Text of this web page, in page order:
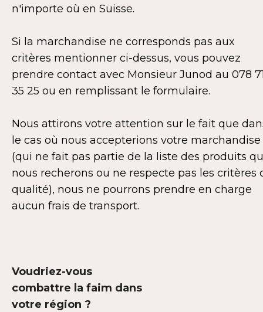
n'importe où en Suisse.
Si la marchandise ne corresponds pas aux
critères mentionner ci-dessus, vous pouvez
prendre contact avec Monsieur Junod au 078
35 25 ou en remplissant le formulaire.
Nous attirons votre attention sur le fait que
le cas où nous accepterions votre marchandise
(qui ne fait pas partie de la liste des produits
nous recherons ou ne respecte pas les critères
qualité), nous ne pourrons prendre en charge
aucun frais de transport.
Voudriez-vous
combattre la faim dans
votre région ?